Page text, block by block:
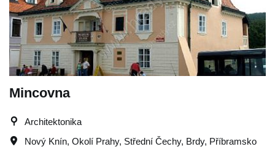
Mincovna
Architektonika
Nový Knín, Okolí Prahy, Střední Čechy, Brdy, Příbramsko